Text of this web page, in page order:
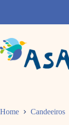
Home Candeeiros